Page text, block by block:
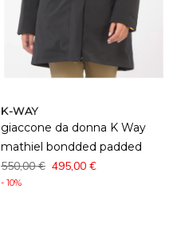
K-WAY
giaccone da donna K Way
mathiel bondded padded
550,00 € 495,00 €
- 10%